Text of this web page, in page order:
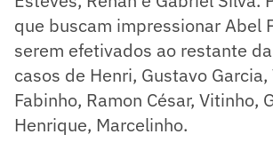
que buscam impressionar Abel
serem efetivados ao restante
casos de Henri, Gustavo Garcia,
Fabinho, Ramon César, Vitinho,
Henrique, Marcelinho.